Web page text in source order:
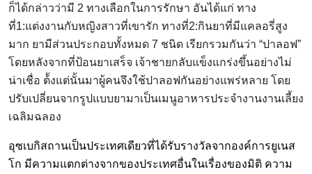
ก็ได้กล่าวว่ามี 2 ทางเลือกในการรักษา อันได้แก่ ทาง
ที่1:แต่งงานกับหญิงสาวที่เขารัก ทางที่2:กินยาที่มีแคลอรี่สูง
มาก ยามีส่วนประกอบทั้งหมด 7 ชนิด เรียกรวมกันว่า “ปาลอฟ”
โดยหลังจากที่ป้อนยาเสร็จ เจ้าชายกลับแข็งแกร่งขึ้นอย่างไม่
น่าเชื่อ ต้้งแต่นั้นมาผู้คนจึงใช้ปาลอฟกันอย่างแพร่หลาย โดย
ปรับเปลี่ยนจากรูปแบบยามาเป็นเมนูอาหารประจำงานงานเลี้ยง
เฉลิมฉลอง
อุซเบกิสถานเป็นประเทศเดียวที่ได้รับรางวัลจากองค์การยูเนส
โก มีความแตกต่างจากของประเทศอื่นในเรื่องของมิติ ความ